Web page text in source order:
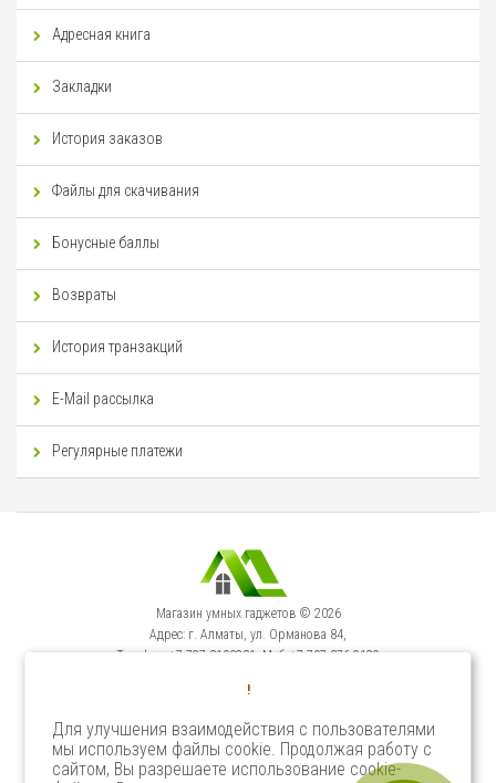
Адресная книга
Закладки
История заказов
Файлы для скачивания
Бонусные баллы
Возвраты
История транзакций
E-Mail рассылка
Регулярные платежи
Магазин умных гаджетов © 2026
Адрес: г. Алматы, ул. Орманова 84,
Телефон: +7-727-3100231, Моб: +7-707-376-9129
Сервисный Центр: г. Алматы, ул. Орманова 84.
Select Language ▼
!
Для улучшения взаимодействия с пользователями
мы используем файлы cookie. Продолжая работу с
сайтом, Вы разрешаете использование cookie-